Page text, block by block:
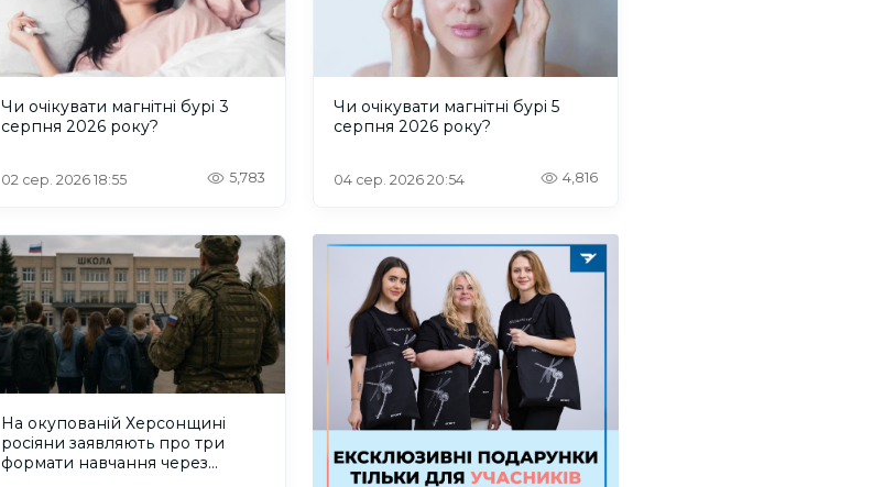
Чи очікувати магнітні бурі 3
серпня 2026 року?
02 сер. 2026 18:55 5,783
Чи очікувати магнітні бурі 5
серпня 2026 року?
04 сер. 2026 20:54 4,816
На окупованій Херсонщині
росіяни заявляють про три
формати навчання через